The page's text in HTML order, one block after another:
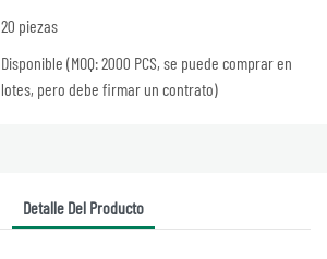
20 piezas
Disponible (MOQ: 2000 PCS, se puede comprar en
lotes, pero debe firmar un contrato)
Detalle Del Producto